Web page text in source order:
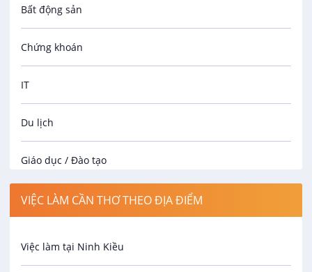
Bất động sản
Chứng khoán
IT
Du lịch
Giáo dục / Đào tạo
Luật
VIỆC LÀM CẦN THƠ THEO ĐỊA ĐIỂM
Việc làm tại Ninh Kiều